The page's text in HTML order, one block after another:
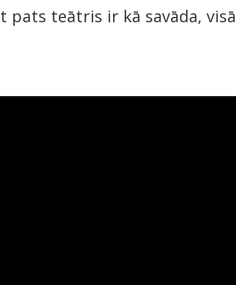
pats teātris ir kā savāda, visā